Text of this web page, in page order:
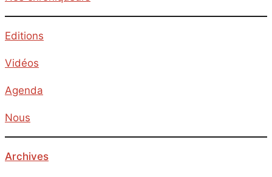
Editions
Vidéos
Agenda
Nous
Archives